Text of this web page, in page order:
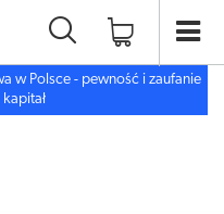
w Polsce - pewność i zaufanie